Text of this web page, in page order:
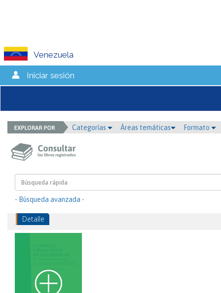
Venezuela
Iniciar sesión
Categorías Áreas temáticas Formato
- Búsqueda avanzada -
Detalle